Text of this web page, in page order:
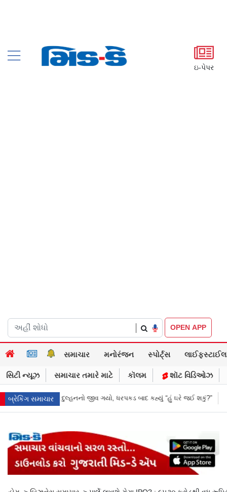
ઇ-પેપર
OPEN APP
સમાચાર મનોરંજન સ્પોર્ટ્સ લાઈફસ્ટાઈલ
સિટી ન્યૂઝ સમાચાર તમારે માટે કૉલમ શૉટ વિડિઓઝ
બ્રેકિંગ સમાચાર
બાદ કહ્યું “હું ઘરે જઈ શકું?” ‘હું બાબા બાગેશ્વર નથી...’: IIT દિલ્હીમાં